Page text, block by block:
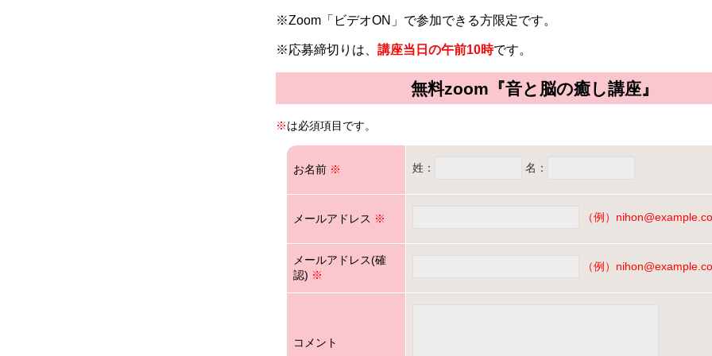
※Zoom「ビデオON」で参加できる方限定です。
※応募締切りは、 講座当日の午前10時です。
無料zoom『音と脳の癒し講座』
※は必須項目です。
お名前 ※ 姓： 名：
メールアドレス ※ （例）
メールアドレス(確
認) ※
（例）
コメント